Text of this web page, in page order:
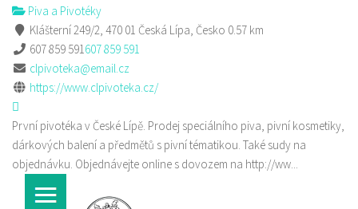
Piva a Pivotéky
Klášterní 249/2, 470 01 Česká Lípa, Česko 0.57 km
607 859 591607 859 591
clpivoteka@email.cz
https://www.clpivoteka.cz/
První pivotéka v České Lípě. Prodej speciálního piva, pivní kosmetiky,
dárkových balení a předmětů s pivní tématikou. Také sudy na
objednávku. Objednávejte online s dovozem na http://ww...